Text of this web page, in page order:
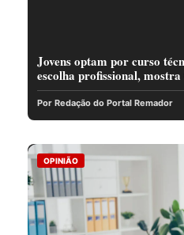
Jovens optam por curso
escolha profissional,
Por Redação do Portal Remador
OPINIÃO